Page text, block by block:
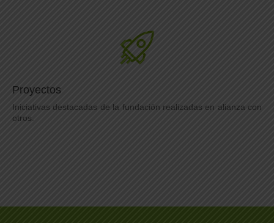
Proyectos
Iniciativas destacadas de la fundación realizadas en alianza con
otros.